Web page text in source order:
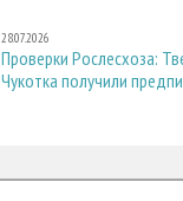
28.07.2026
Проверки Рослесхоза:
Чукотка получили